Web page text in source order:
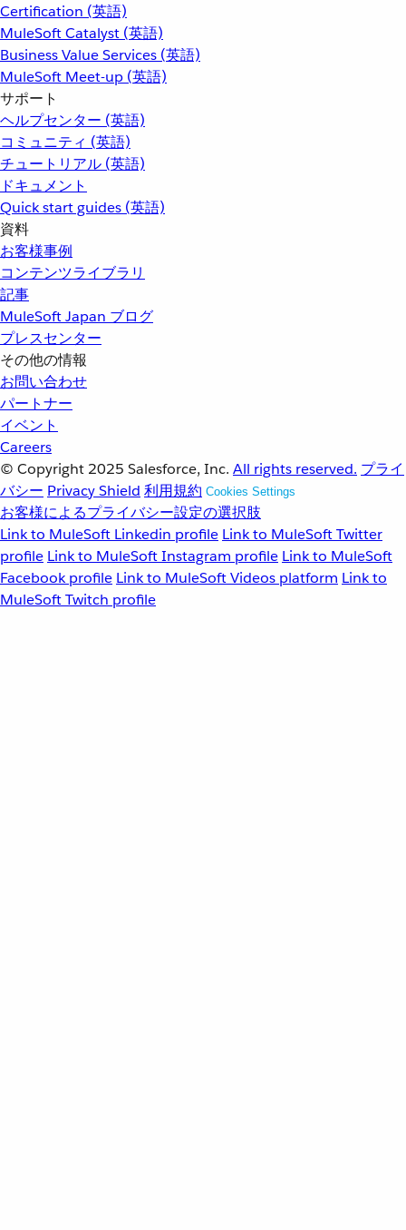
Certification (英語)
MuleSoft Catalyst (英語)
Business Value Services (英語)
MuleSoft Meet-up (英語)
サポート
ヘルプセンター (英語)
コミュニティ (英語)
チュートリアル (英語)
ドキュメント
Quick start guides (英語)
資料
お客様事例
コンテンツライブラリ
記事
MuleSoft Japan ブログ
プレスセンター
その他の情報
お問い合わせ
パートナー
イベント
Careers
© Copyright 2025 Salesforce, Inc. All rights reserved. プライ
バシー Privacy Shield 利用規約 Cookies Settings
お客様によるプライバシー設定の選択肢
Link to MuleSoft Linkedin profile Link to MuleSoft Twitter
profile Link to MuleSoft Instagram profile Link to MuleSoft
Facebook profile Link to MuleSoft Videos platform Link to
MuleSoft Twitch profile